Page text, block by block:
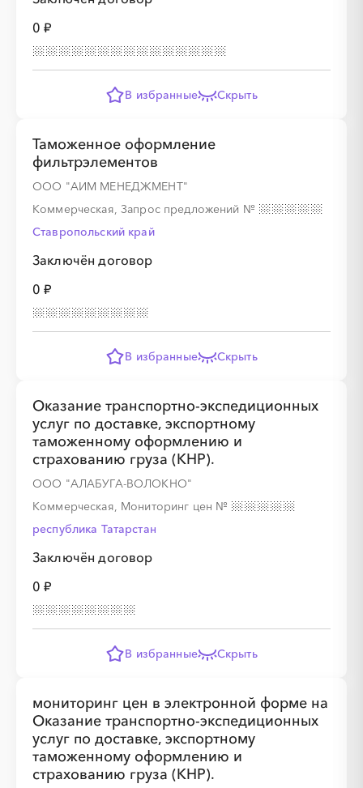
0 ₽
В избранные Скрыть
Таможенное оформление
фильтрэлементов
ООО "АИМ МЕНЕДЖМЕНТ"
Коммерческая, Запрос предложений №
Ставропольский край
Заключён договор
0 ₽
В избранные Скрыть
Оказание транспортно-экспедиционных
услуг по доставке, экспортному
таможенному оформлению и
страхованию груза (КНР).
ООО "АЛАБУГА-ВОЛОКНО"
Коммерческая, Мониторинг цен №
республика Татарстан
Заключён договор
0 ₽
В избранные Скрыть
мониторинг цен в электронной форме на
Оказание транспортно-экспедиционных
услуг по доставке, экспортному
таможенному оформлению и
страхованию груза (КНР).